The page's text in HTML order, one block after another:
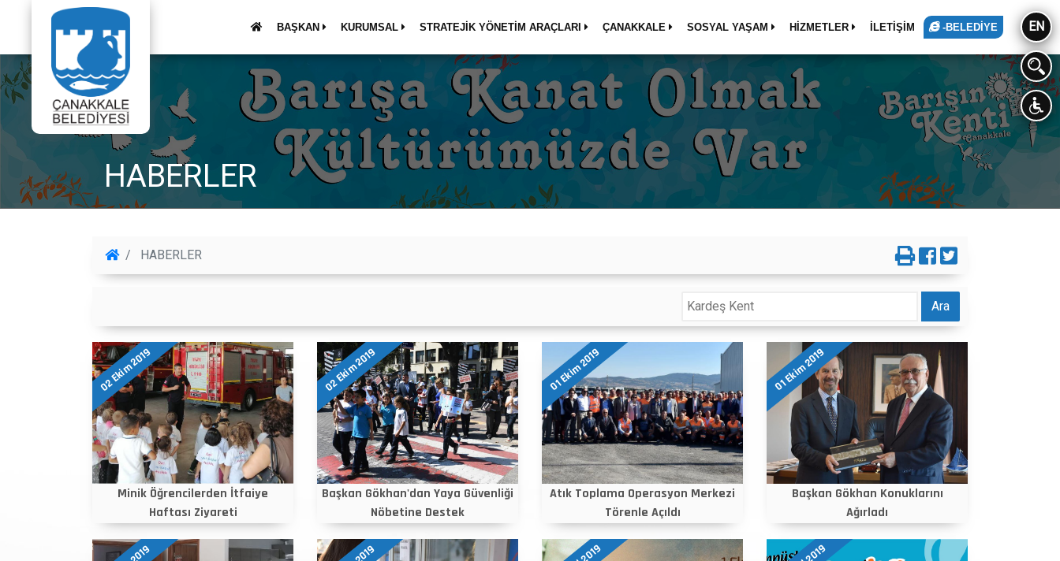
BAŞKAN KURUMSAL STRATEJİK YÖNETİM ARAÇLARI ÇANAKKALE SOSYAL YAŞAM HİZMETLER İLETİŞİM -BELEDİYE EN
HABERLER
HABERLER
Ara
02 Ekim 2019
Minik Öğrencilerden İtfaiye
Haftası Ziyareti
02 Ekim 2019
Başkan Gökhan'dan Yaya Güvenliği
Nöbetine Destek
01 Ekim 2019
Atık Toplama Operasyon Merkezi
Törenle Açıldı
01 Ekim 2019
Başkan Gökhan Konuklarını
Ağırladı